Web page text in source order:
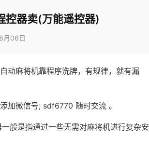
控器卖(万能遥控器)
月06日
动麻将机靠程序洗牌，有规律，就有漏
加微信号; sdf6770 随时交流 。
般是指通过一些无需对麻将机进行复杂安